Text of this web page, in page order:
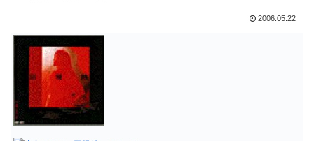
2006.05.22